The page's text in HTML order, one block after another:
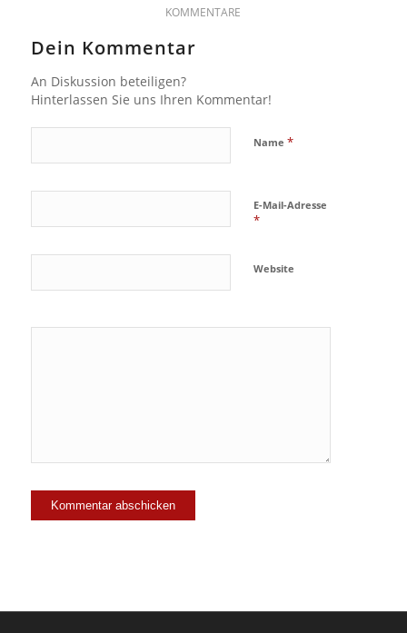
KOMMENTARE
Dein Kommentar
An Diskussion beteiligen?
Hinterlassen Sie uns Ihren Kommentar!
Name *
E-Mail-Adresse
*
Website